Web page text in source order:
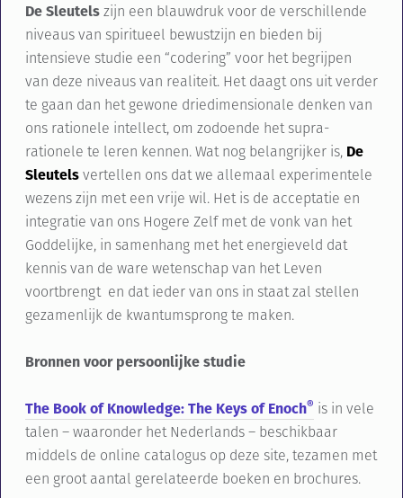
De Sleutelszijn een blauwdruk voor de verschillende
niveaus van spiritueel bewustzijn en bieden bij
intensieve studie een “codering” voor het begrijpen
van deze niveaus van realiteit. Het daagt ons uit verder
te gaan dan het gewone driedimensionale denken van
ons rationele intellect, om zodoende het supra-
rationele te leren kennen. Wat nog belangrijker is, De
Sleutelsvertellen ons dat we allemaal experimentele
wezens zijn met een vrije wil. Het is de acceptatie en
integratie van ons Hogere Zelf met de vonk van het
Goddelijke, in samenhang met het energieveld dat
kennis van de ware wetenschap van het Leven
voortbrengt en dat ieder van ons in staat zal stellen
gezamenlijk de kwantumsprong te maken.
Bronnen voor persoonlijke studie
The Book of Knowledge: The Keys of Enoch® is in vele
talen – waaronder het Nederlands – beschikbaar
middels de online catalogus op deze site, tezamen met
een groot aantal gerelateerde boeken en brochures.